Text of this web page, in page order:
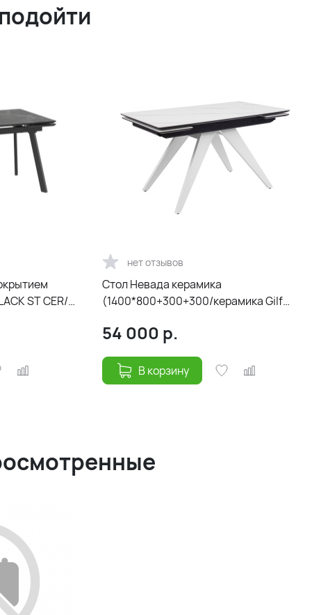
ST CER/
нет отзывов
Стол Невада керамика
(1400*800+300+300/керамика Gilf
54 000 р.
В корзину